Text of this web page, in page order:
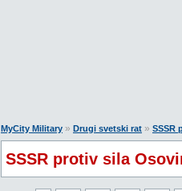
MyCity Military » Drugi svetski rat » SSSR
SSSR protiv sila